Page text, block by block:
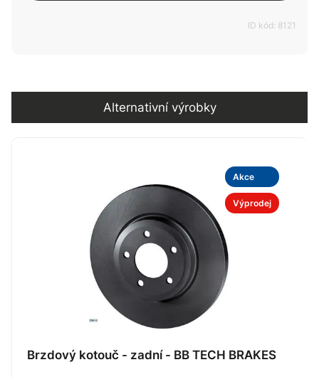
ID kód: 8121
Alternativní výrobky Kompatibilita
Alternativní výrobky
Akce
Výprodej